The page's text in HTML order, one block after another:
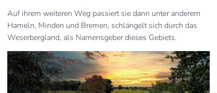
Auf ihrem weiteren Weg passiert sie dann unter anderem
Hameln, Minden und Bremen, schlängelt sich durch das
Weserbergland, als Namensgeber dieses Gebiets.